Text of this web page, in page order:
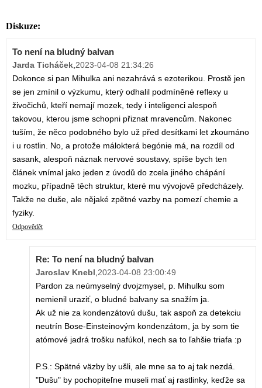
Diskuze:
To není na bludný balvan
Jarda Ticháček 2023-04-08 21:34:26
Dokonce si pan Mihulka ani nezahrává s ezoterikou. Prostě jen
se jen zmínil o výzkumu, který odhalil podmíněné reflexy u
živočichů, kteří nemají mozek, tedy i inteligenci alespoň
takovou, kterou jsme schopni přiznat mravencům. Nakonec
tuším, že něco podobného bylo už před desítkami let zkoumáno
i u rostlin. No, a protože málokterá begónie má, na rozdíl od
sasank, alespoň náznak nervové soustavy, spíše bych ten
článek vnímal jako jeden z úvodů do zcela jiného chápání
mozku, případně těch struktur, které mu vývojově předcházely.
Takže ne duše, ale nějaké zpětné vazby na pomezí chemie a
fyziky.
Odpovědět
Re: To není na bludný balvan
Jaroslav Knebl 2023-04-08 23:00:49
Pardon za neúmyselný dvojzmysel, p. Mihulku som
nemienil uraziť, o bludné balvany sa snažím ja.
Ak už nie za kondenzátovú dušu, tak aspoň za detekciu
neutrín Bose-Einsteinovým kondenzátom, ja by som tie
atómové jadrá trošku nafúkol, nech sa to ľahšie triafa :p
P.S.: Spätné väzby by ušli, ale mne sa to aj tak nezdá.
"Dušu" by pochopiteľne museli mať aj rastlinky, keďže sa